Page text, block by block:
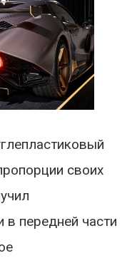
своих
в передней части